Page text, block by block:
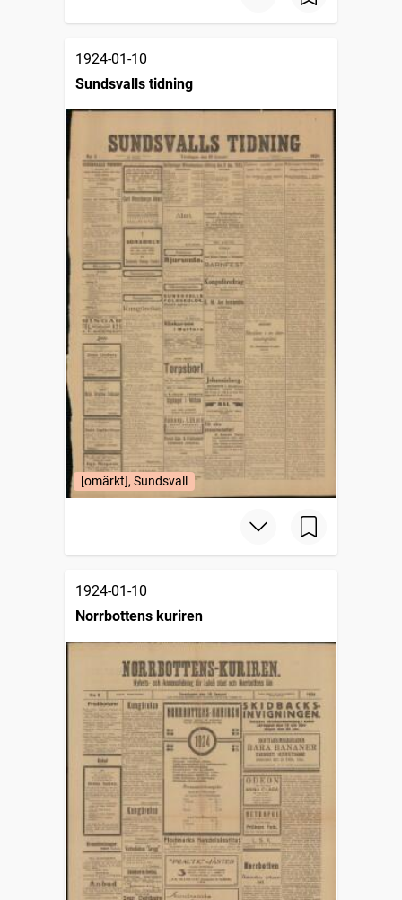
1924-01-10
Sundsvalls tidning
[omärkt], Sundsvall
1924-01-10
Norrbottens kuriren